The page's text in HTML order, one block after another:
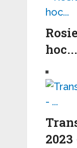
hoc...
2023